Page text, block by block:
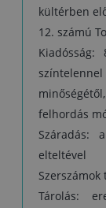
kültérben
12. számú
felhordás
Száradás:
elteltével
Tárolás: